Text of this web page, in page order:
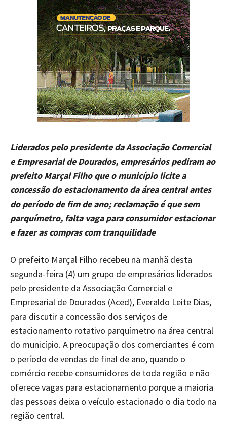
Liderados pelo presidente da Associação Comercial
e Empresarial de Dourados, empresários pediram ao
prefeito Marçal Filho que o município licite a
concessão do estacionamento da área central antes
do período de fim de ano; reclamação é que sem
parquímetro, falta vaga para consumidor estacionar
e fazer as compras com tranquilidade
O prefeito Marçal Filho recebeu na manhã desta
segunda-feira (4) um grupo de empresários liderados
pelo presidente da Associação Comercial e
Empresarial de Dourados (Aced), Everaldo Leite Dias,
para discutir a concessão dos serviços de
estacionamento rotativo parquímetro na área central
do município. A preocupação dos comerciantes é com
o período de vendas de final de ano, quando o
comércio recebe consumidores de toda região e não
oferece vagas para estacionamento porque a maioria
das pessoas deixa o veículo estacionado o dia todo na
região central.